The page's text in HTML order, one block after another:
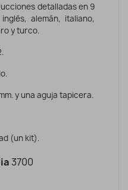
detalladas en 9
alemán, italiano,
y turco.
y una aguja tapicera.
(un kit).
3700